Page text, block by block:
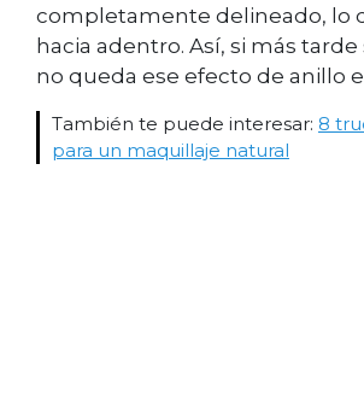
completamente delineado, lo
hacia adentro. Así, si más
no queda ese efecto de anillo
También te puede interesar: 8
para un maquillaje natural